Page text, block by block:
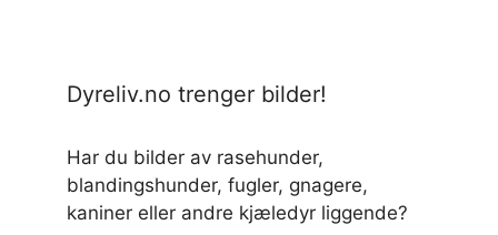
Dyreliv.no trenger bilder!
Har du bilder av rasehunder,
blandingshunder, fugler, gnagere,
kaniner eller andre kjæledyr liggende?